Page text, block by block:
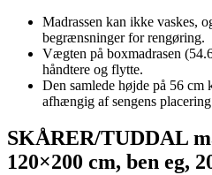
Madrassen kan ikke vaskes,
begrænsninger for rengøring.
Vægten på boxmadrasen
håndtere og flytte.
Den samlede højde på 56
afhængig af sengens
SKÅRER/TUDDAL
120×200 cm, ben eg,